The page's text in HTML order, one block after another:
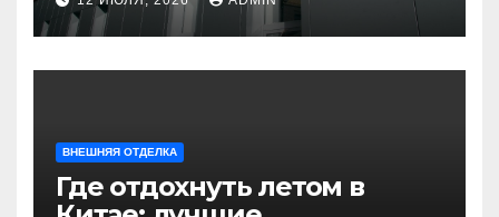
для современного
строительства и дизайна
ВНЕШНЯЯ ОТДЕЛКА
Где отдохнуть летом в